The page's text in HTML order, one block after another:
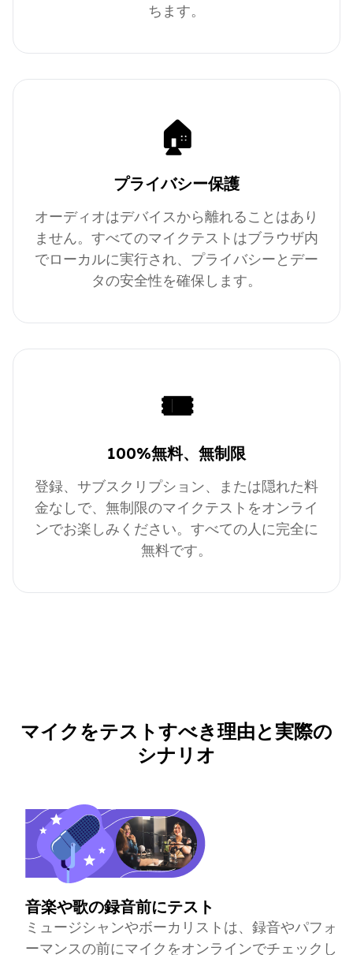
ちます。
🏠
プライバシー保護
オーディオはデバイスから離れることはあり
ません。すべてのマイクテストはブラウザ内
でローカルに実行され、プライバシーとデー
タの安全性を確保します。
🎟️
100%無料、無制限
登録、サブスクリプション、または隠れた料
金なしで、無制限のマイクテストをオンライ
ンでお楽しみください。すべての人に完全に
無料です。
マイクをテストすべき理由と実際の
シナリオ
音楽や歌の録音前にテスト
ミュージシャンやボーカリストは、録音やパフォ
ーマンスの前にマイクをオンラインでチェックし